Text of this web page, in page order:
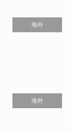
海外
海外